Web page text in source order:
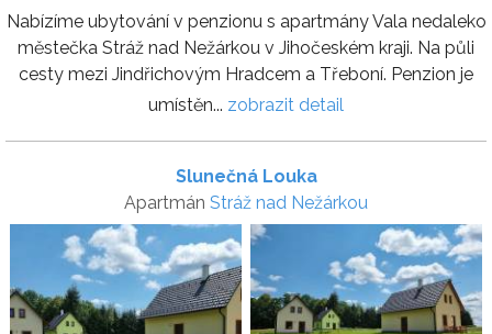
Nabízíme ubytování v penzionu s apartmány Vala nedaleko
městečka Stráž nad Nežárkou v Jihočeském kraji. Na půli
cesty mezi Jindřichovým Hradcem a Třeboní. Penzion je
umístěn... zobrazit detail
Slunečná Louka
Apartmán Stráž nad Nežárkou